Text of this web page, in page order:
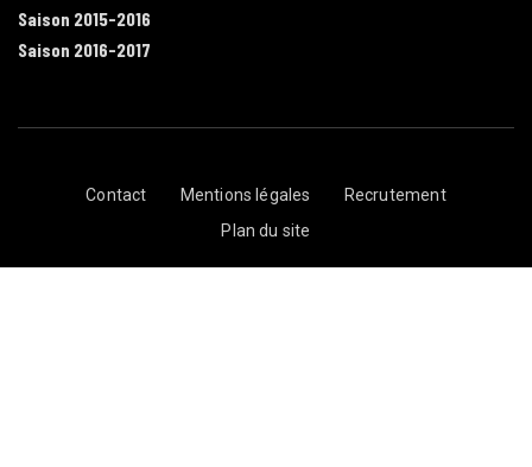
Saison 2015-2016
Saison 2016-2017
Contact Mentions légales
Recrutement
Plan du site